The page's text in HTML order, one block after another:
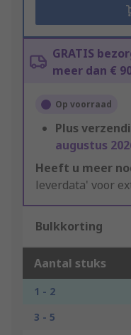
GRATIS
meer dan €
Op voorraad
Plus
augustus
Heeft u meer
leverdata' voor
Bulkkorting
Aantal stuks
1 - 2
3 - 5